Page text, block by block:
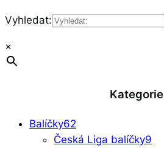
Vyhledat:
×
Kategorie
Balíčky62
Česká Liga balíčky9